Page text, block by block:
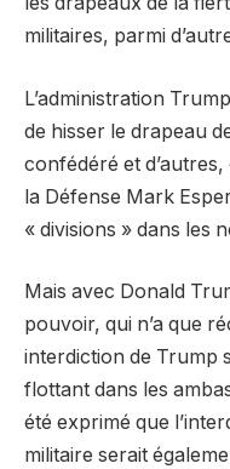
militaires, parmi
L’administration
de hisser le drapeau
confédéré et
la Défense Mark
« divisions » dans les
Mais avec Donald
pouvoir, qui n’a que
interdiction de Trump
flottant dans les
été exprimé que
militaire serait